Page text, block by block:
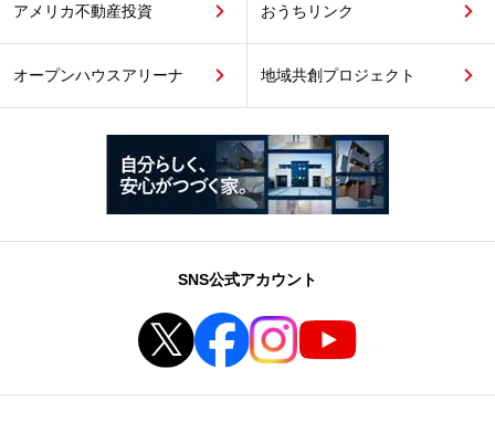
アメリカ不動産投資 おうちリンク
オープンハウスアリーナ 地域共創プロジェクト
SNS公式アカウント